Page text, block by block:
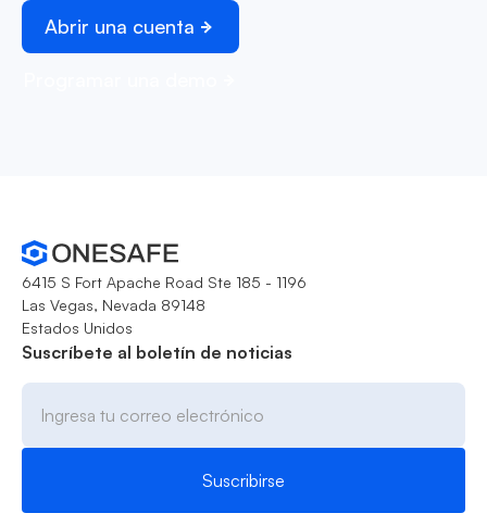
Abrir una cuenta
6415 S Fort Apache Road Ste 185 - 1196
Las Vegas, Nevada 89148
Estados Unidos
Suscríbete al boletín de noticias